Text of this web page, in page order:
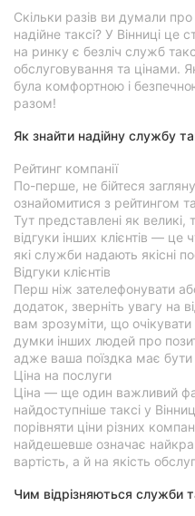
Скільки разів ви думали
надійне таксі? У Вінниці це
на ринку є безліч служб
обслуговування та цінами.
була комфортною і
разом!
Як знайти надійну службу
Рейтинг компанії
По-перше, не бійтеся
ознайомитися з рейтингом
Тут представлені як великі,
відгуки інших клієнтів — це
які служби надають якісні
Відгуки клієнтів
Перш ніж зателефонувати
додаток, зверніть увагу на
вам зрозуміти, що
думки інших людей про
адже ваша поїздка має
Ціна на послуги
Ціна — ще один важливий
найдоступніше таксі у
порівняти ціни різних
найдешевше означає
вартість, а й на якість
Чим відрізняються служби